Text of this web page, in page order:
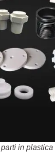
in plastica